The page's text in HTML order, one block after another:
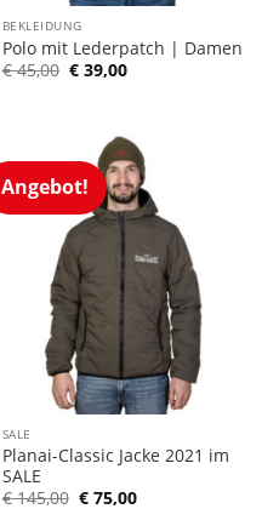
BEKLEIDUNG
Polo mit Lederpatch | Damen
€45,00 Ursprünglicher
Preis
€39,00Aktueller
Preis
Angebot!
SALE
Planai-Classic Jacke 2021 im
SALE
€145,00 Ursprünglicher
Preis
€75,00Aktueller